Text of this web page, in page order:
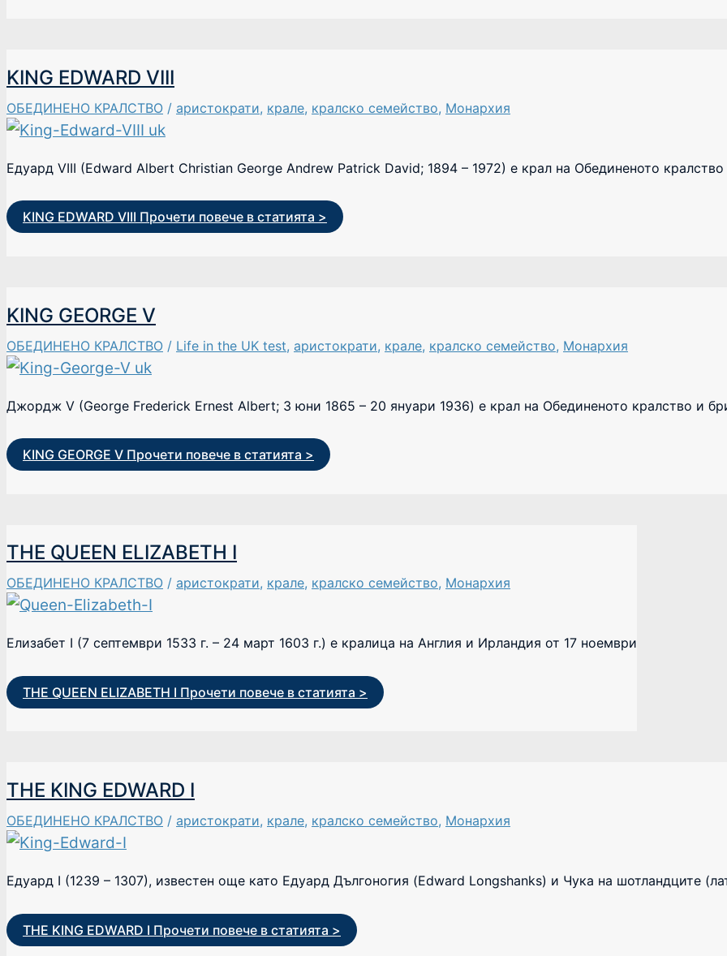
KING EDWARD VIII
ОБЕДИНЕНО КРАЛСТВО / аристократи, крале, кралско семейство, Монархия
Едуард VIII (Edward Albert Christian George Andrew Patrick David; 1894 – 1972) е крал на Обединеното
KING EDWARD VIII Прочети повече в статията >
KING GEORGE V
ОБЕДИНЕНО КРАЛСТВО / Life in the UK test, аристократи, крале, кралско семейство, Монархия
Джордж V (George Frederick Ernest Albert; 3 юни 1865 – 20 януари 1936) е крал на Обединеното кралство и
KING GEORGE V Прочети повече в статията >
THE QUEEN ELIZABETH I
ОБЕДИНЕНО КРАЛСТВО / аристократи, крале, кралско семейство, Монархия
Елизабет I (7 септември 1533 г. – 24 март 1603 г.) е кралица на Англия и Ирландия от 17 ноември
THE QUEEN ELIZABETH I Прочети повече в статията >
THE KING EDWARD I
ОБЕДИНЕНО КРАЛСТВО / аристократи, крале, кралско семейство, Монархия
Едуард I (1239 – 1307), известен още като Едуард Дългоногия (Edward Longshanks) и Чука на шотландците
THE KING EDWARD I Прочети повече в статията >